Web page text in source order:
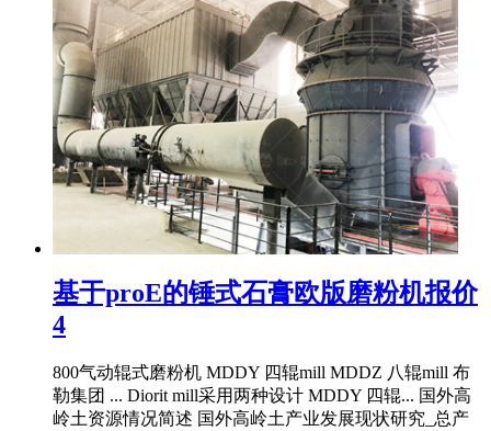
基于proE的锤式石膏欧版磨粉机报价
4
800气动辊式磨粉机 MDDY 四辊mill MDDZ 八辊mill 布
勒集团 ... Diorit mill采用两种设计 MDDY 四辊... 国外高
岭土资源情况简述 国外高岭土产业发展现状研究_总产